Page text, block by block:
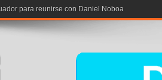
para reunirse con Daniel Noboa